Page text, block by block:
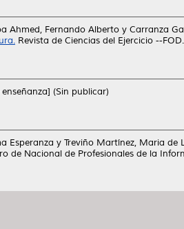
Ahmed, Fernando Alberto y Carranza
Revista de Ciencias del Ejercicio --
(Sin publicar)
Esperanza y Treviño Martínez, Maria de
de Nacional de Profesionales de la